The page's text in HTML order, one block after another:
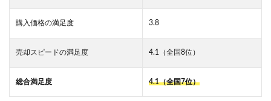
購入価格の満足度 3.8
売却スピードの満足度 4.1（全国8位）
総合満足度 4.1（全国7位）